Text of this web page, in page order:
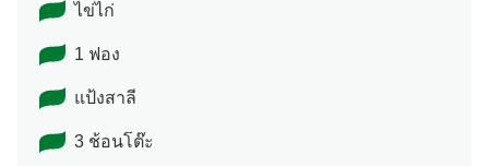
ไข่ไก่
1 ฟอง
แป้งสาลี
3 ช้อนโต๊ะ